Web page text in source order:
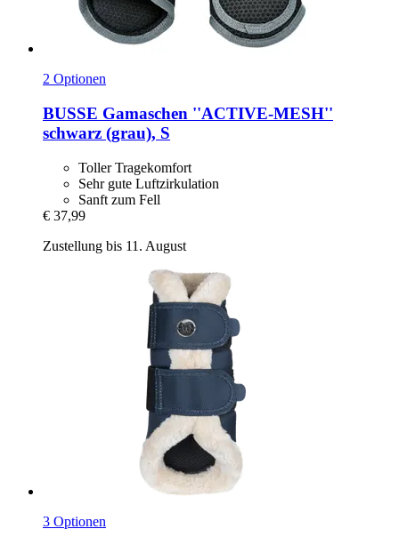
2 Optionen
BUSSE Gamaschen ''ACTIVE-​MESH''
schwarz (grau), S
Toller Tragekomfort
Sehr gute Luftzirkulation
Sanft zum Fell
€ 37,99
Zustellung bis 11. August
3 Optionen